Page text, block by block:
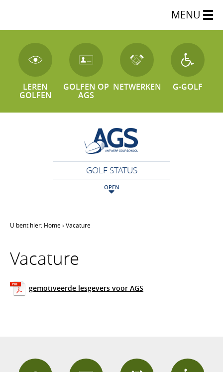
MENU
LEREN
GOLFEN
GOLFEN OP
AGS
NETWERKEN G-GOLF
GOLF STATUS
OPEN
U bent hier: Home› Vacature
Vacature
gemotiveerde lesgevers voor AGS